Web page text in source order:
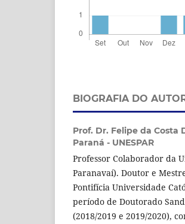
BIOGRAFIA DO
Prof. Dr. Felipe da Costa
Paraná - UNESPAR
Professor Colaborador da
Paranavaí). Doutor e
Pontifícia Universidade
período de Doutorado
(2018/2019 e 2019/2020),